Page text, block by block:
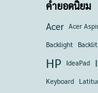
คำยอดนิยม
Acer Acer
Backlight Backlit
HP IdeaPad
Keyboard